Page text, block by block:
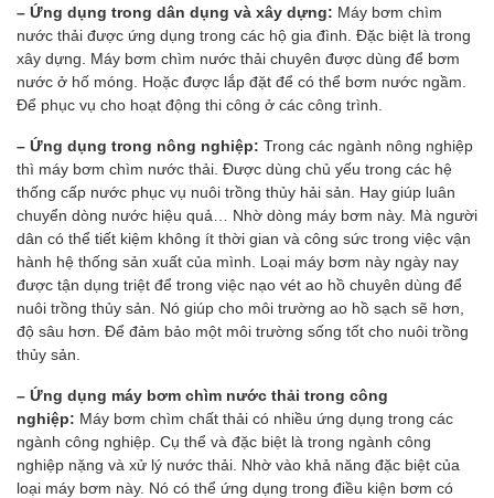
– Ứng dụng trong dân dụng và xây dựng: Máy bơm chìm
nước thải được ứng dụng trong các hộ gia đình. Đặc biệt là trong
xây dựng. Máy bơm chìm nước thải chuyên được dùng để bơm
nước ở hố móng. Hoặc được lắp đặt để có thể bơm nước ngầm.
Để phục vụ cho hoạt động thi công ở các công trình.
– Ứng dụng trong nông nghiệp: Trong các ngành nông nghiệp
thì máy bơm chìm nước thải. Được dùng chủ yếu trong các hệ
thống cấp nước phục vụ nuôi trồng thủy hải sản. Hay giúp luân
chuyển dòng nước hiệu quả… Nhờ dòng máy bơm này. Mà người
dân có thể tiết kiệm không ít thời gian và công sức trong việc vận
hành hệ thống sản xuất của mình. Loại máy bơm này ngày nay
được tận dụng triệt để trong việc nạo vét ao hồ chuyên dùng để
nuôi trồng thủy sản. Nó giúp cho môi trường ao hồ sạch sẽ hơn,
độ sâu hơn. Để đảm bảo một môi trường sống tốt cho nuôi trồng
thủy sản.
– Ứng dụng máy bơm chìm nước thải trong công
nghiệp: Máy bơm chìm chất thải có nhiều ứng dụng trong các
ngành công nghiệp. Cụ thể và đặc biệt là trong ngành công
nghiệp nặng và xử lý nước thải. Nhờ vào khả năng đặc biệt của
loại máy bơm này. Nó có thể ứng dụng trong điều kiện bơm có